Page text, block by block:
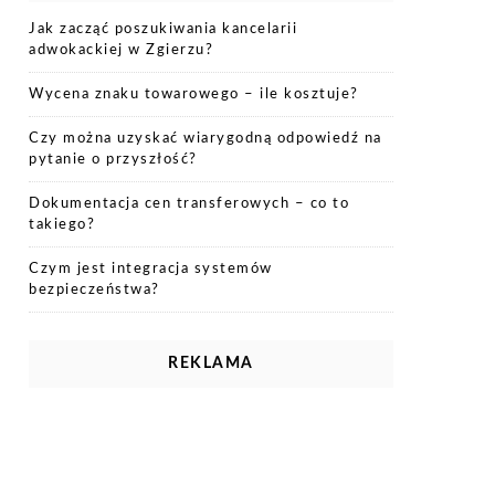
Jak zacząć poszukiwania kancelarii
adwokackiej w Zgierzu?
Wycena znaku towarowego – ile kosztuje?
Czy można uzyskać wiarygodną odpowiedź na
pytanie o przyszłość?
Dokumentacja cen transferowych – co to
takiego?
Czym jest integracja systemów
bezpieczeństwa?
REKLAMA